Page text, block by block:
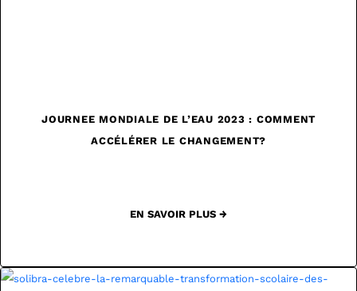
JOURNEE MONDIALE DE L’EAU 2023 : COMMENT
ACCÉLÉRER LE CHANGEMENT?
EN SAVOIR PLUS →